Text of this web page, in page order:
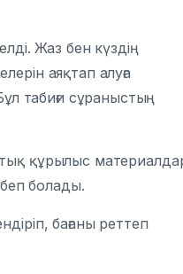
Жаз бен күздің
аяқтап алуға
табиғи сұраныстың
құрылыс
болады.
бағаны реттеп